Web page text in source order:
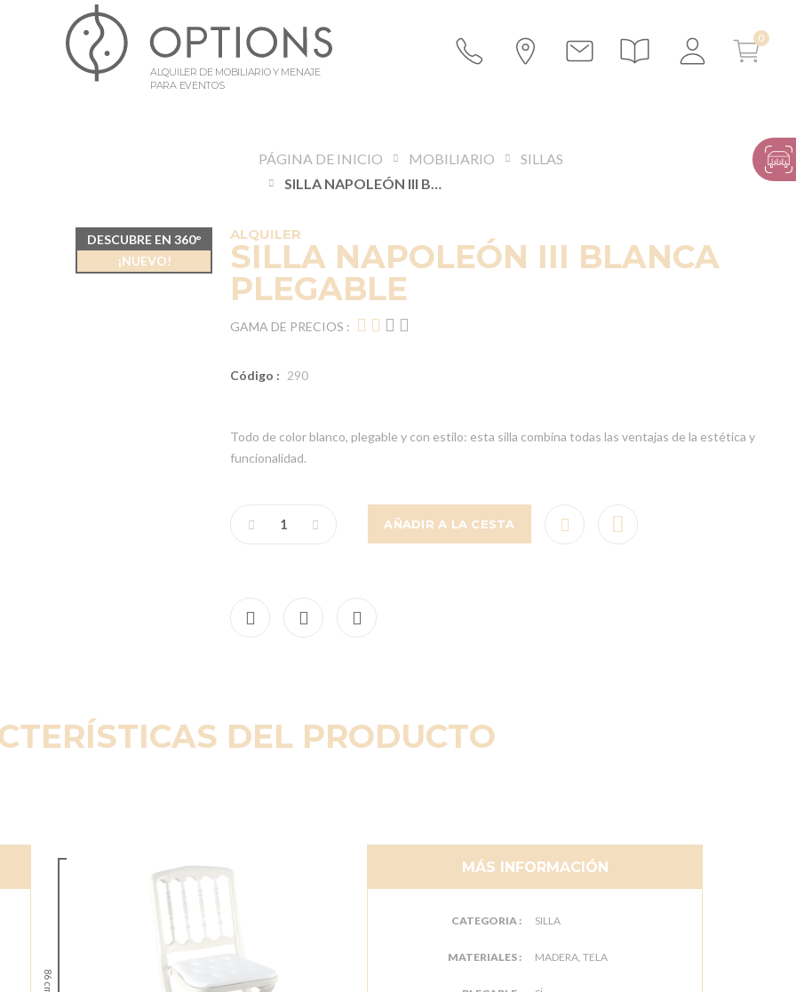
ALQUILER DE MOBILIARIO Y MENAJE
PARA EVENTOS
PÁGINA DE INICIO MOBILIARIO
SILLAS
SILLA NAPOLEÓN III BLANCA PLEGABLE
ALQUILER
SILLA NAPOLEÓN III BLANCA
PLEGABLE
GAMA DE PRECIOS :
Código : 290
Todo de color blanco, plegable y con estilo: esta silla combina todas las ventajas de la estética y
funcionalidad.
AÑADIR A LA CESTA
DESCUBRE EN 360°
¡NUEVO!
DEL PRODUCTO
86 cm
MÁS INFORMACIÓN
CATEGORIA : SILLA
MATERIALES : MADERA, TELA